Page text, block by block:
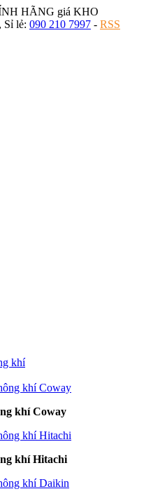
HÃNG giá KHO
Sỉ lẻ: 090 210 7997 - RSS
khí
khí Coway
khí Hitachi